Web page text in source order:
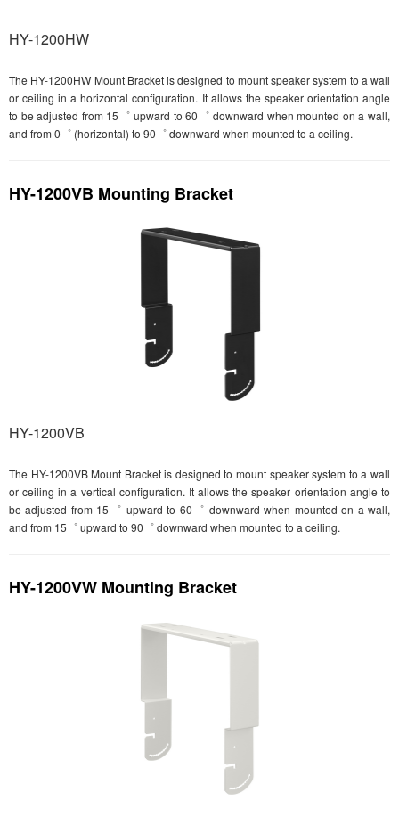
HY-1200HW
The HY-1200HW Mount Bracket is designed to mount speaker system to a wall
or ceiling in a horizontal configuration. It allows the speaker orientation angle
to be adjusted from 15゜ upward to 60゜ downward when mounted on a wall,
and from 0゜ (horizontal) to 90゜ downward when mounted to a ceiling.
HY-1200VB Mounting Bracket
HY-1200VB
The HY-1200VB Mount Bracket is designed to mount speaker system to a wall
or ceiling in a vertical configuration. It allows the speaker orientation angle to
be adjusted from 15゜ upward to 60゜ downward when mounted on a wall,
and from 15゜ upward to 90゜ downward when mounted to a ceiling.
HY-1200VW Mounting Bracket